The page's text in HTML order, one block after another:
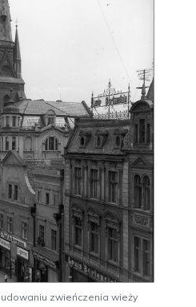
zwieńczenia wieży